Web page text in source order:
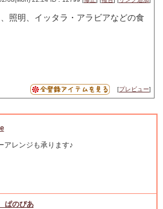
照明、イッタラ・アラビアなどの食
[プレビュー]
アレンジも承ります♪
ぱのぴあ